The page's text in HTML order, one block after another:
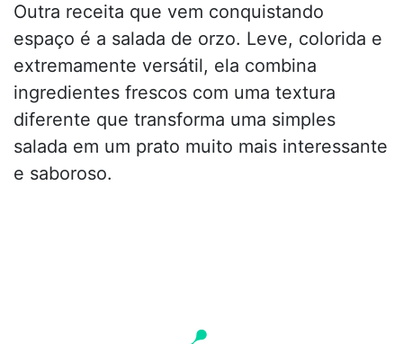
Outra receita que vem conquistando
espaço é a salada de orzo. Leve, colorida e
extremamente versátil, ela combina
ingredientes frescos com uma textura
diferente que transforma uma simples
salada em um prato muito mais interessante
e saboroso.